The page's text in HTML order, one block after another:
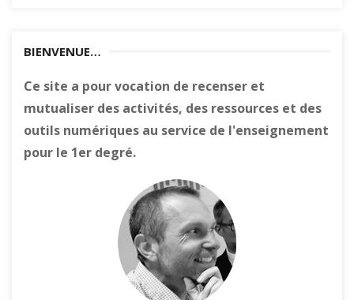
BIENVENUE…
Ce site a pour vocation de recenser et
mutualiser des activités, des ressources et des
outils numériques au service de l'enseignement
pour le 1er degré.